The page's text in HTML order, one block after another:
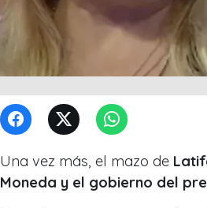
Una vez más, el mazo de
Moneda y el gobierno del